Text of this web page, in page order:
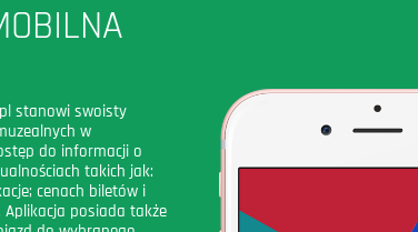
stanowi swoisty
w
do informacji o
takich jak:
cenach biletów i
posiada także